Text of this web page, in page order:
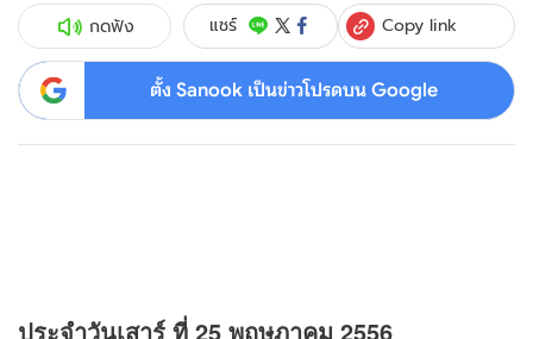
กดฟัง แชร์ Copy link
ตั้ง Sanook เป็นข่าวโปรดบน Google
ประจำวันเสาร์ ที่ 25 พฤษภาคม 2556